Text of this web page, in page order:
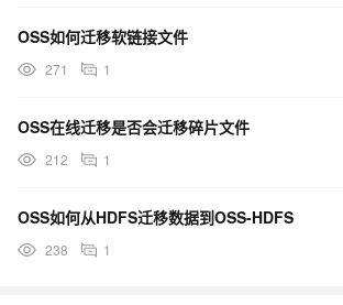
OSS如何迁移软链接文件
271 1
OSS在线迁移是否会迁移碎片文件
212 1
OSS如何从HDFS迁移数据到OSS-HDFS
238 1